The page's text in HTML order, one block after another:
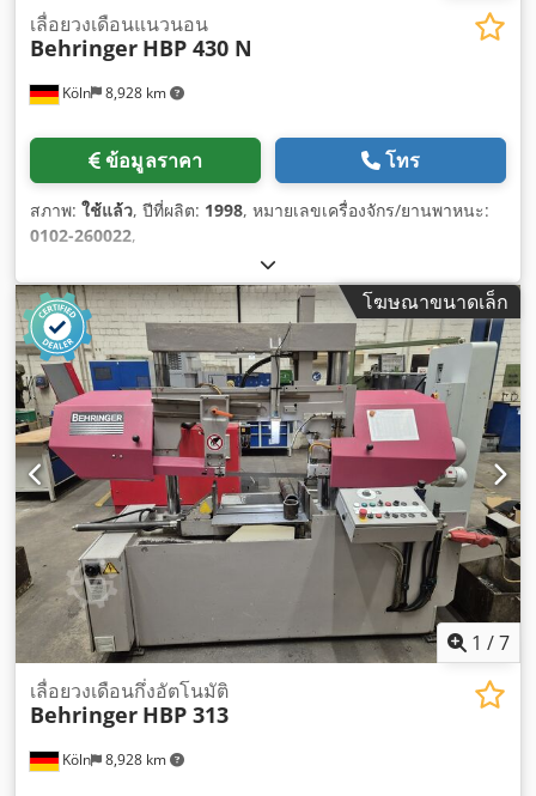
Köln 8,928 km
เลื่อยวงเดือนแนวนอน
Behringer HBP 430 N
ข้อมูลราคา โทร
สภาพ: ใช้แล้ว, ปีที่ผลิต: 1998, หมายเลขเครื่องจักร/ยานพาหนะ:
0102-260022,
โฆษณาขนาดเล็ก
1 /7
Köln 8,928 km
เลื่อยวงเดือนกึ่งอัตโนมัติ
Behringer HBP 313